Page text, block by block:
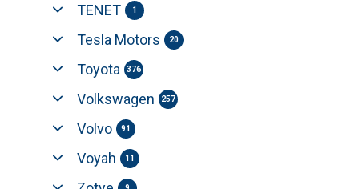
TENET 1
Tesla Motors 20
Toyota 376
Volkswagen 257
Volvo 91
Voyah 11